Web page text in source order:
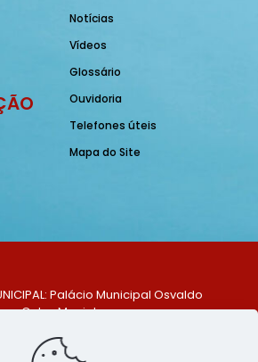
Notícias
Vídeos
Glossário
Ouvidoria
Telefones úteis
Mapa do Site
Palácio Municipal Osvaldo
Celso Maciel
do Una - PE. CEP: 553370-128